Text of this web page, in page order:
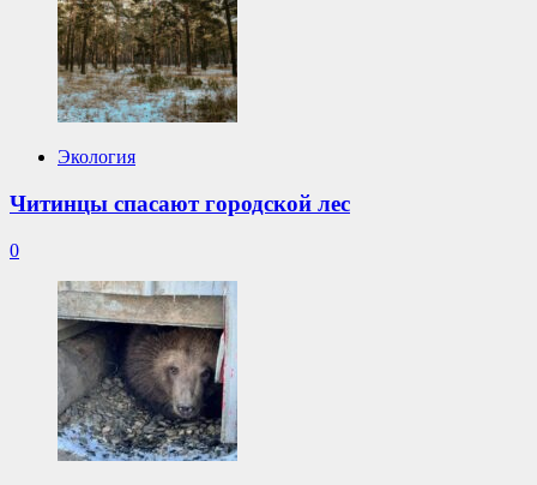
Экология
Читинцы спасают городской лес
0